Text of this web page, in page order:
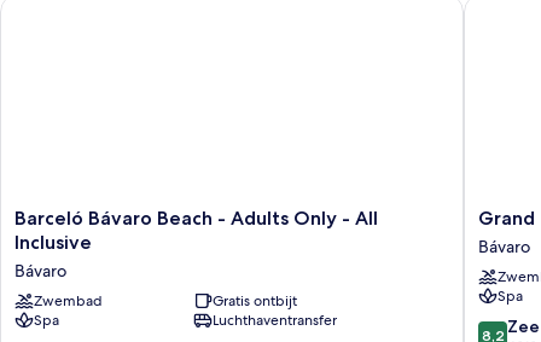
-
Barceló
Bávaro
-
Adults
Only
Barceló Bávaro Beach - Adults Only - All
Inclusive
Bávaro
Zwembad
Gratis ontbijt
Spa
Luchthaventransfer
Grand
Bavaro
Princess
-
All
Inclusive
Grand
Bávaro
Spa
8.2
8,2